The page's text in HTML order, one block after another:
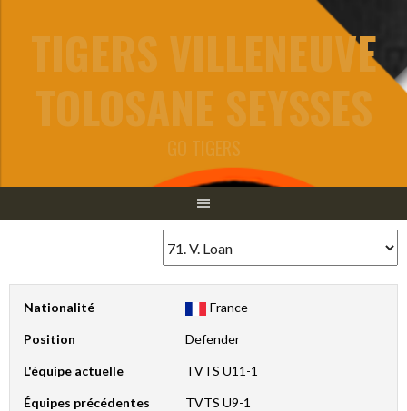
TIGERS VILLENEUVE
TOLOSANE SEYSSES
GO TIGERS
Nationalité France
Position Defender
L'équipe actuelle TVTS U11-1
Équipes précédentes TVTS U9-1